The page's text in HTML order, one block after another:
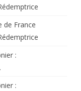
de France
:
: